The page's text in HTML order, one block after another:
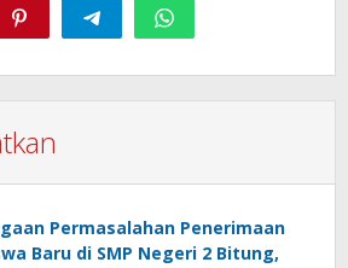
Permasalahan Penerimaan
Baru di SMP Negeri 2 Bitung,